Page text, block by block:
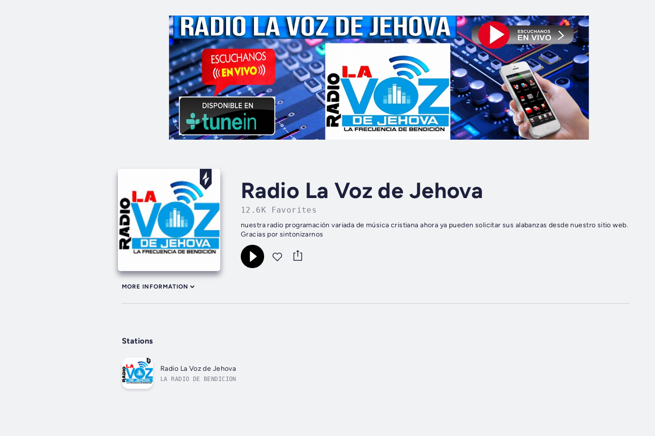
Radio La Voz de Jehova
12.6K Favorites
nuestra radio programación variada de música cristiana ahora ya pueden solicitar sus alabanzas desde nuestro sitio web.
Gracias por sintonizarnos
MORE INFORMATION
Stations
Radio La Voz de Jehova
LA RADIO DE BENDICION